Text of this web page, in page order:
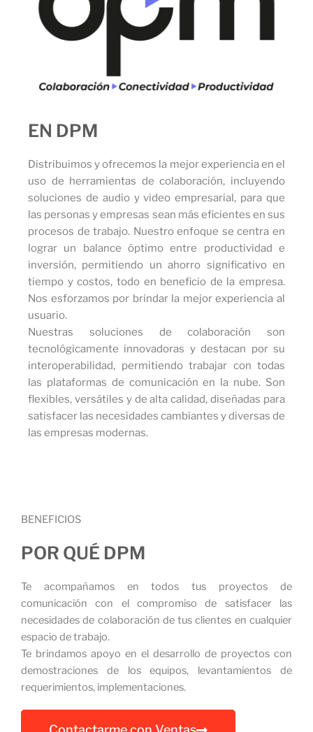
EN DPM
Distribuimos y ofrecemos la mejor experiencia en el
uso de herramientas de colaboración, incluyendo
soluciones de audio y video empresarial, para que
las personas y empresas sean más eficientes en sus
procesos de trabajo. Nuestro enfoque se centra en
lograr un balance óptimo entre productividad e
inversión, permitiendo un ahorro significativo en
tiempo y costos, todo en beneficio de la empresa.
Nos esforzamos por brindar la mejor experiencia al
usuario.
Nuestras soluciones de colaboración son
tecnológicamente innovadoras y destacan por su
interoperabilidad, permitiendo trabajar con todas
las plataformas de comunicación en la nube. Son
flexibles, versátiles y de alta calidad, diseñadas para
satisfacer las necesidades cambiantes y diversas de
las empresas modernas.
BENEFICIOS
POR QUÉ DPM
Te acompañamos en todos tus proyectos de
comunicación con el compromiso de satisfacer las
necesidades de colaboración de tus clientes en cualquier
espacio de trabajo.
Te brindamos apoyo en el desarrollo de proyectos con
demostraciones de los equipos, levantamientos de
requerimientos, implementaciones.